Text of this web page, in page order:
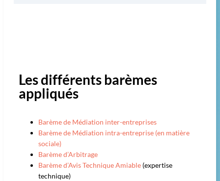
Les différents barèmes
appliqués
Barème de Médiation inter-entreprises
Barème de Médiation intra-entreprise (en matière
sociale)
Barème d’Arbitrage
Barème d’Avis Technique Amiable (expertise
technique)